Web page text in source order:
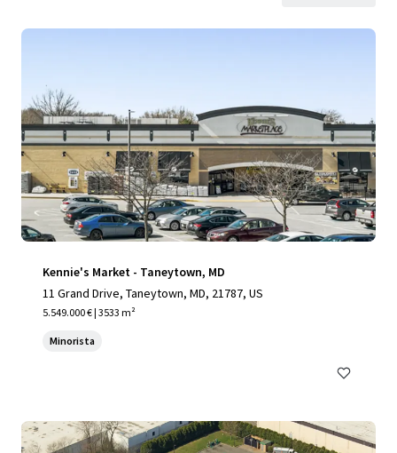
Kennie's Market - Taneytown, MD
11 Grand Drive, Taneytown, MD, 21787, US
5.549.000 € | 3533 m²
Minorista